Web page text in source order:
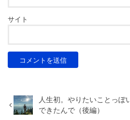
サイト
人生初。やりたいことっぽ
できたんで（後編）